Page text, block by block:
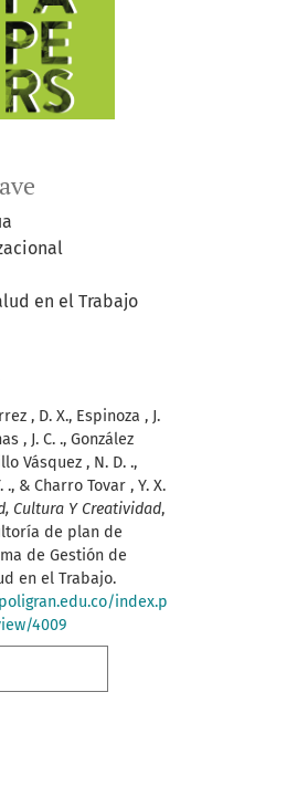
en el Trabajo
, D. X., Espinoza , J.
, J. C. ., González
Vásquez , N. D. .,
., & Charro Tovar , Y. X.
Cultura Y Creatividad,
de plan de
de Gestión de
en el Trabajo.
index.p
4009